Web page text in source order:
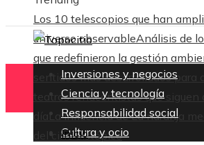
Los 10 telescopios que han
universo observableAnálisis de
que redefinieron la gestión
sentidos más desarrollados para
teatros renacentistas que
La influencia de La naranja
del cine distópico
Inversiones y negocios
Ciencia y tecnología
Responsabilidad social
Cultura y ocio
Inicio